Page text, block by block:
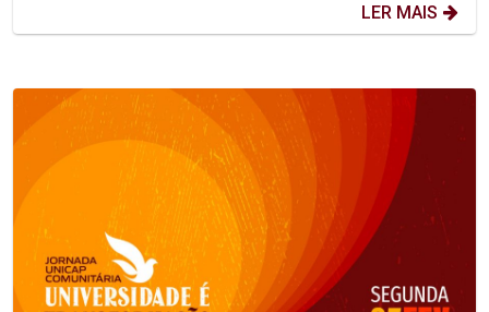
LER MAIS